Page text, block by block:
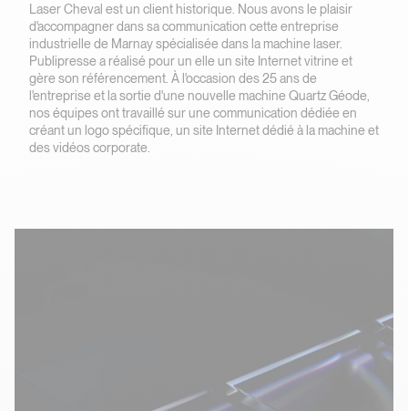
Laser Cheval est un client historique. Nous avons le plaisir
d'accompagner dans sa communication cette entreprise
industrielle de Marnay spécialisée dans la machine laser.
Publipresse a réalisé pour un elle un site Internet vitrine et
gère son référencement. À l'occasion des 25 ans de
l'entreprise et la sortie d'une nouvelle machine Quartz Géode,
nos équipes ont travaillé sur une communication dédiée en
créant un logo spécifique, un site Internet dédié à la machine et
des vidéos corporate.